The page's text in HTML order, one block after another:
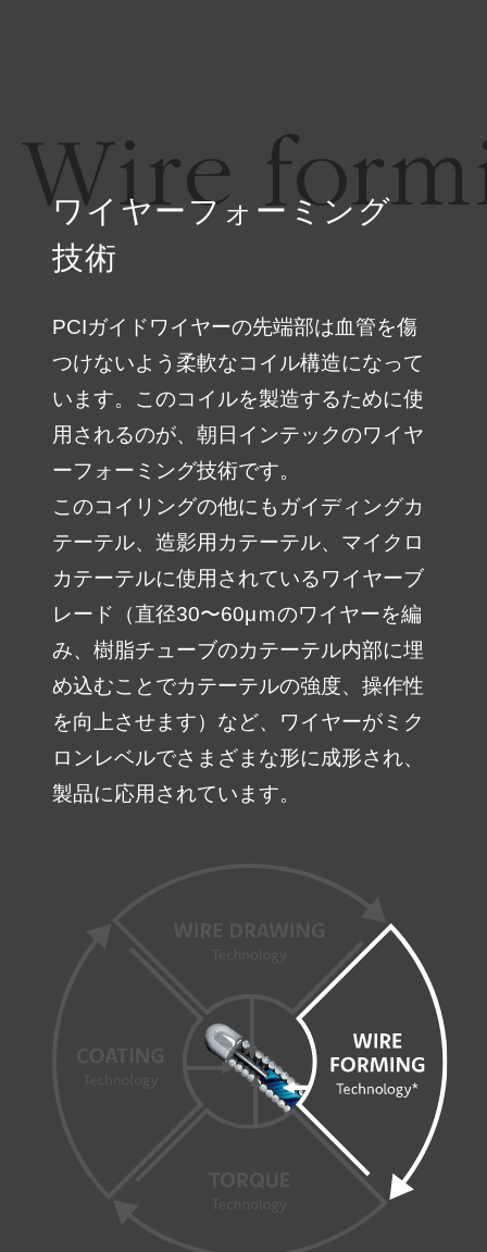
Wire
ワイヤーフォーミング
技術
PCIガイドワイヤーの先端部は血管を傷
つけないよう柔軟なコイル構造になって
います。このコイルを製造するために使
用されるのが、朝日インテックのワイヤ
ーフォーミング技術です。
このコイリングの他にもガイディングカ
テーテル、造影用カテーテル、マイクロ
カテーテルに使用されているワイヤーブ
レード（直径30〜60μｍのワイヤーを編
み、樹脂チューブのカテーテル内部に埋
め込むことでカテーテルの強度、操作性
を向上させます）など、ワイヤーがミク
ロンレベルでさまざまな形に成形され、
製品に応用されています。